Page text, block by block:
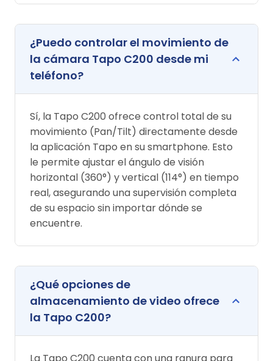
¿Puedo controlar el movimiento de
la cámara Tapo C200 desde mi
teléfono?
Sí, la Tapo C200 ofrece control total de su
movimiento (Pan/Tilt) directamente desde
la aplicación Tapo en su smartphone. Esto
le permite ajustar el ángulo de visión
horizontal (360°) y vertical (114°) en tiempo
real, asegurando una supervisión completa
de su espacio sin importar dónde se
encuentre.
¿Qué opciones de
almacenamiento de video ofrece
la Tapo C200?